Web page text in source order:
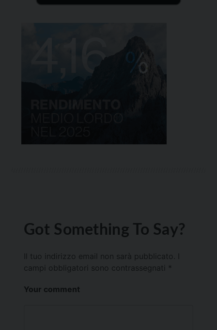
Got Something To Say?
Il tuo indirizzo email non sarà pubblicato.
campi obbligatori sono contrassegnati *
Your comment